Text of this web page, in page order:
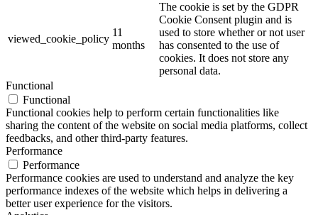
viewed_cookie_policy
11
months
The cookie is set by the GDPR
Cookie Consent plugin and is
used to store whether or not user
has consented to the use of
cookies. It does not store any
personal data.
Functional
Functional
Functional cookies help to perform certain functionalities like
sharing the content of the website on social media platforms, collect
feedbacks, and other third-party features.
Performance
Performance
Performance cookies are used to understand and analyze the key
performance indexes of the website which helps in delivering a
better user experience for the visitors.